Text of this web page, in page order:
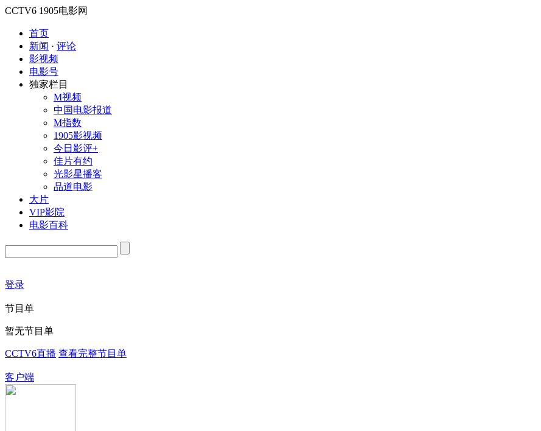
CCTV6 1905电影网
首页
新闻 · 评论
影视频
电影号
独家栏目
M视频
中国电影报道
M指数
1905影视频
今日影评+
佳片有约
光影星播客
品道电影
大片
VIP影院
电影百科
登录
节目单
暂无节目单
CCTV6直播 查看完整节目单
客户端